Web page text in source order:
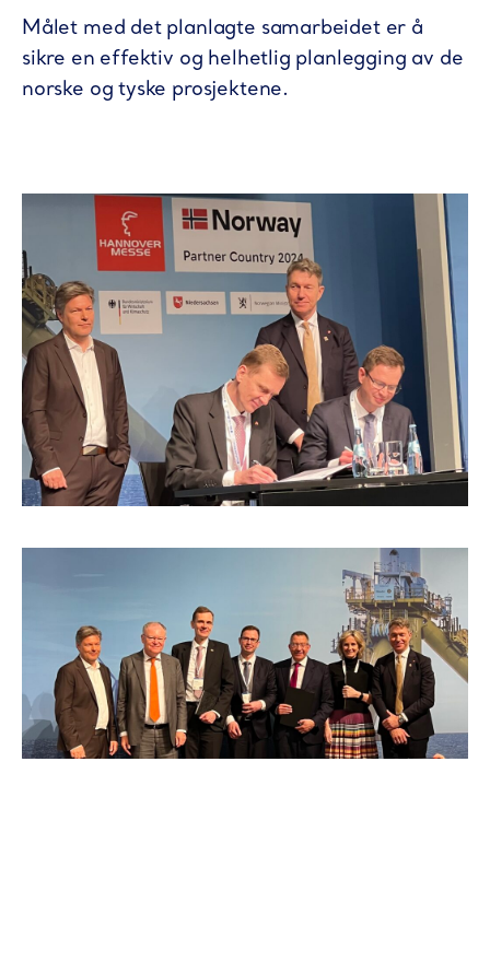
Målet med det planlagte samarbeidet er å
sikre en effektiv og helhetlig planlegging av de
norske og tyske prosjektene.